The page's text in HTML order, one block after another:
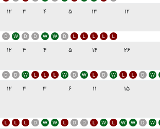
۱۲ ۳ ۴ ۵ ۱۳ ۱۲
۱۲ ۳ ۴ ۵ ۱۴ ۲۶
۱۲ ۳ ۳ ۶ ۱۱ ۱۵